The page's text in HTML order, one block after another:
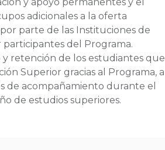
adicionales a la oferta
parte de las Instituciones de
del Programa.
y retención de los estudiantes que
Superior gracias al Programa, a
de acompañamiento durante el
de estudios superiores.